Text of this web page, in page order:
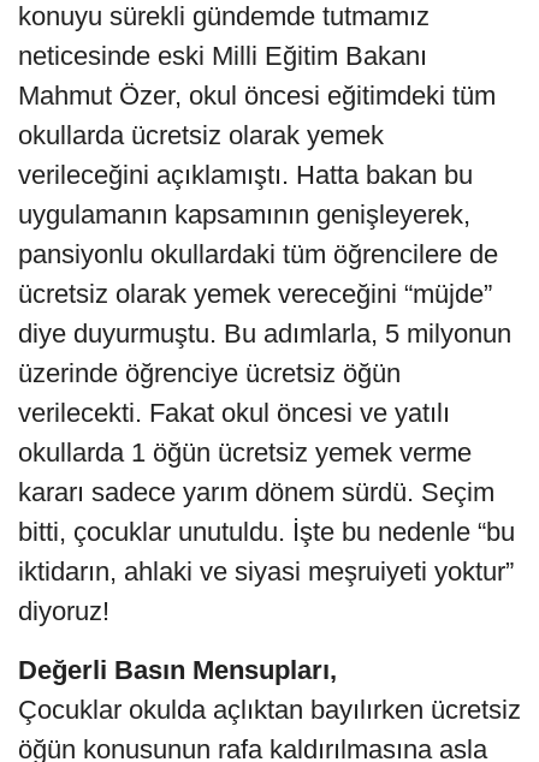
konuyu sürekli gündemde tutmamız
neticesinde eski Milli Eğitim Bakanı
Mahmut Özer, okul öncesi eğitimdeki tüm
okullarda ücretsiz olarak yemek
verileceğini açıklamıştı. Hatta bakan bu
uygulamanın kapsamının genişleyerek,
pansiyonlu okullardaki tüm öğrencilere de
ücretsiz olarak yemek vereceğini “müjde”
diye duyurmuştu. Bu adımlarla, 5 milyonun
üzerinde öğrenciye ücretsiz öğün
verilecekti. Fakat okul öncesi ve yatılı
okullarda 1 öğün ücretsiz yemek verme
kararı sadece yarım dönem sürdü. Seçim
bitti, çocuklar unutuldu. İşte bu nedenle “bu
iktidarın, ahlaki ve siyasi meşruiyeti yoktur”
diyoruz!
Değerli Basın Mensupları,
Çocuklar okulda açlıktan bayılırken ücretsiz
öğün konusunun rafa kaldırılmasına asla